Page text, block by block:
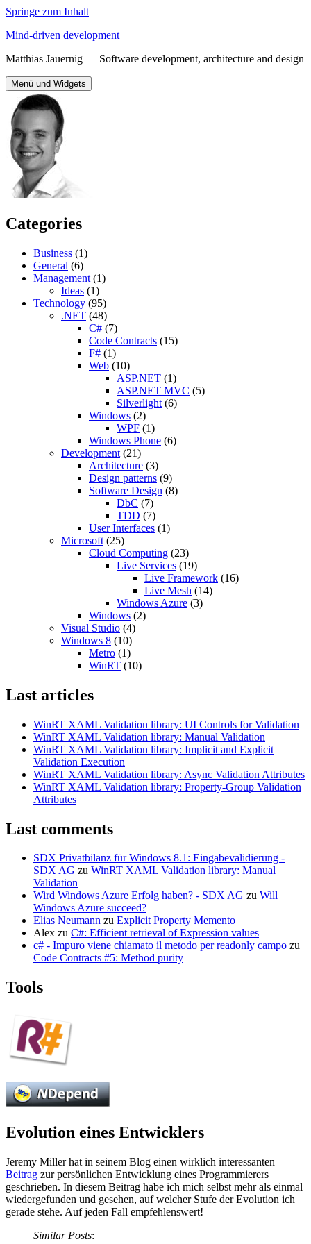
Springe zum Inhalt
Mind-driven development
Matthias Jauernig — Software development, architecture and design
Menü und Widgets
Categories
Business (1)
General (6)
Management (1)
Ideas (1)
Technology (95)
.NET (48)
C# (7)
Code Contracts (15)
F# (1)
Web (10)
ASP.NET (1)
ASP.NET MVC (5)
Silverlight (6)
Windows (2)
WPF (1)
Windows Phone (6)
Development (21)
Architecture (3)
Design patterns (9)
Software Design (8)
DbC (7)
TDD (7)
User Interfaces (1)
Microsoft (25)
Cloud Computing (23)
Live Services (19)
Live Framework (16)
Live Mesh (14)
Windows Azure (3)
Windows (2)
Visual Studio (4)
Windows 8 (10)
Metro (1)
WinRT (10)
Last articles
WinRT XAML Validation library: UI Controls for Validation
WinRT XAML Validation library: Manual Validation
WinRT XAML Validation library: Implicit and Explicit
Validation Execution
WinRT XAML Validation library: Async Validation Attributes
WinRT XAML Validation library: Property-Group Validation
Attributes
Last comments
SDX Privatbilanz für Windows 8.1: Eingabevalidierung -
SDX AG zu WinRT XAML Validation library: Manual
Validation
Wird Windows Azure Erfolg haben? - SDX AG zu Will
Windows Azure succeed?
Elias Neumann zu Explicit Property Memento
Alex zu C#: Efficient retrieval of Expression values
c# - Impuro viene chiamato il metodo per readonly campo zu
Code Contracts #5: Method purity
Tools
Evolution eines Entwicklers
Jeremy Miller hat in seinem Blog einen wirklich interessanten
Beitrag zur persönlichen Entwicklung eines Programmierers
geschrieben. In diesem Beitrag habe ich mich selbst mehr als einmal
wiedergefunden und gesehen, auf welcher Stufe der Evolution ich
gerade stehe. Auf jeden Fall empfehlenswert!
Similar Posts: